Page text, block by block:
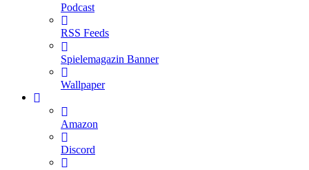
Podcast
RSS Feeds
Spielemagazin Banner
Wallpaper
Amazon
Discord